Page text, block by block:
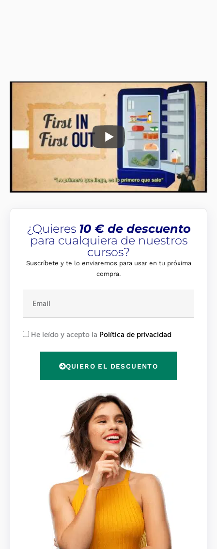
¿Quieres 10 € de descuento
para cualquiera de nuestros
cursos?
Suscríbete y te lo enviaremos para usar en tu próxima
compra.
a
iR He leído y acepto la Política de privacidad
QUIERO EL DESCUENTO